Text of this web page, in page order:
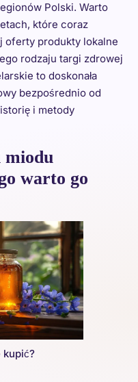
Polski. Warto
które coraz
oferty produkty lokalne
rodzaju targi zdrowej
to doskonała
bezpośrednio od
i metody
miodu
warto go